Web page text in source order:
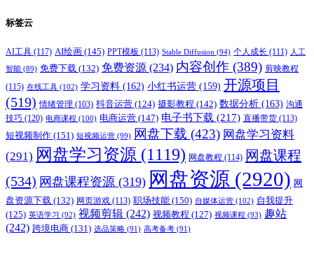
标签云
AI工具 (117) AI绘画 (145) PPT模板 (113) Stable Diffusion (94) 个人成长 (111) 人工
智能 (89) 免费下载 (132) 免费资源 (234) 内容创作 (389) 剪映教程
(115) 在线工具 (102) 学习资料 (162) 小红书运营 (159) 开源项目
(519) 情绪管理 (103) 抖音运营 (124) 摄影教程 (142) 数据分析 (163) 沟通
技巧 (120) 电商课程 (100) 电商运营 (147) 电子书下载 (217) 直播带货 (113)
短视频制作 (151) 短视频运营 (99) 网盘下载 (423) 网盘学习资料
(291) 网盘学习资源 (1119) 网盘教程 (114) 网盘课程
(534) 网盘课程资源 (319) 网盘资源 (2920) 网
盘资源下载 (132) 网页游戏 (113) 职场技能 (150) 自媒体运营 (102) 自我提升
(125) 英语学习 (92) 视频剪辑 (242) 视频教程 (127) 视频课程 (93) 趣站
(242) 跨境电商 (131) 选品策略 (91) 高考备考 (91)